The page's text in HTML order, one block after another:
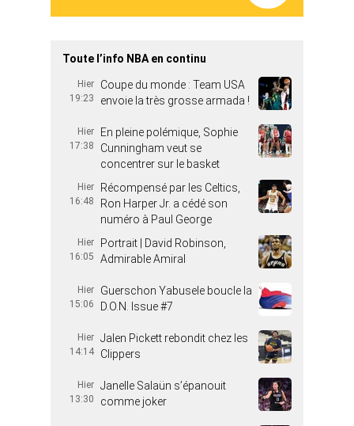
Toute l’info NBA en continu
Hier
19:23
Coupe du monde : Team USA
envoie la très grosse armada !
Hier
17:38
En pleine polémique, Sophie
Cunningham veut se
concentrer sur le basket
Hier
16:48
Récompensé par les Celtics,
Ron Harper Jr. a cédé son
numéro à Paul George
Hier
16:05
Portrait | David Robinson,
Admirable Amiral
Hier
15:06
Guerschon Yabusele boucle la
D.O.N. Issue #7
Hier
14:14
Jalen Pickett rebondit chez les
Clippers
Hier
13:30
Janelle Salaün s’épanouit
comme joker